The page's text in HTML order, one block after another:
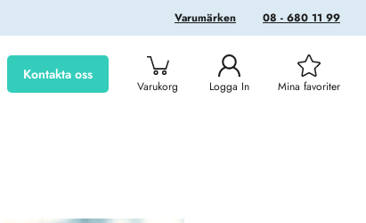
08 - 680 11 99
Varumärken
Kontakta oss
Varukorg Logga In Mina favoriter